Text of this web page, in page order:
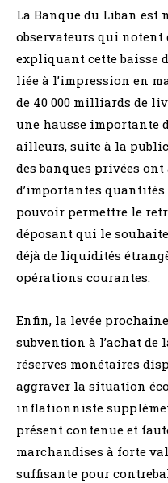
La Banque du Liban est
observateurs qui
expliquant cette baisse
liée à l’impression en
de 40 000 milliards de
une hausse importante
ailleurs, suite à la
des banques privées
d’importantes quantités
pouvoir permettre le
déposant qui le
déjà de liquidités
opérations courantes.
Enfin, la levée
subvention à l’achat de
réserves monétaires
aggraver la situation
inflationniste
présent contenue et
marchandises à forte
suffisante pour